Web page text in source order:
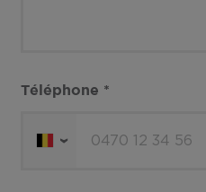
Téléphone *